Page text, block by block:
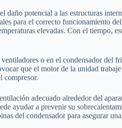
daño potencial a las estructuras
para el correcto funcionamiento
elevadas. Con el tiempo,
o en el condensador del
que el motor de la unidad trabaje
compresor.
adecuado alrededor del
ayudar a prevenir su
del condensador para asegurar